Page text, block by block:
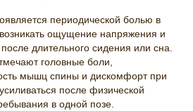
периодической болью в
ощущение напряжения и
длительного сидения или сна.
головные боли,
мышц спины и дискомфорт при
после физической
в одной позе.